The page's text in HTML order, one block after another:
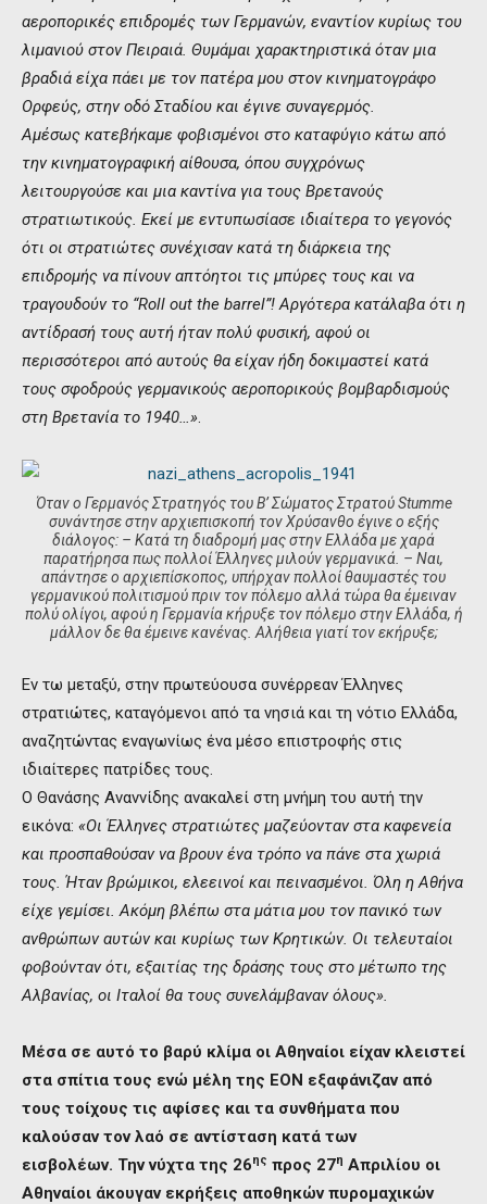
αεροπορικές επιδρομές των Γερμανών, εναντίον κυρίως του
λιμανιού στον Πειραιά. Θυμάμαι χαρακτηριστικά όταν μια
βραδιά είχα πάει με τον πατέρα μου στον κινηματογράφο
Ορφεύς, στην οδό Σταδίου και έγινε συναγερμός.
Αμέσως κατεβήκαμε φοβισμένοι στο καταφύγιο κάτω από
την κινηματογραφική αίθουσα, όπου συγχρόνως
λειτουργούσε και μια καντίνα για τους Βρετανούς
στρατιωτικούς. Εκεί με εντυπωσίασε ιδιαίτερα το γεγονός
ότι οι στρατιώτες συνέχισαν κατά τη διάρκεια της
επιδρομής να πίνουν απτόητοι τις μπύρες τους και να
τραγουδούν το “Roll out the barrel”! Αργότερα κατάλαβα ότι η
αντίδρασή τους αυτή ήταν πολύ φυσική, αφού οι
περισσότεροι από αυτούς θα είχαν ήδη δοκιμαστεί κατά
τους σφοδρούς γερμανικούς αεροπορικούς βομβαρδισμούς
στη Βρετανία το 1940…»
Όταν ο Γερμανός Στρα­τηγός του Β’ Σώματος Στρατού Stumme
συνάντησε στην αρχιεπισκοπή τον Χρύσανθο έγινε ο εξής
διάλογος: – Κατά τη διαδρομή μας στην Ελλάδα με χαρά
παρατήρησα πως πολλοί Έλληνες μιλούν γερμανικά. – Ναι,
απάντησε ο αρχιεπίσκοπος, υπήρχαν πολλοί θαυ­μαστές του
γερμανικού πολιτισμού πριν τον πόλεμο αλλά τώρα θα έμειναν
πολύ ολίγοι, αφού η Γερμανία κήρυξε τον πόλεμο στην Ελλάδα, ή
μάλλον δε θα έμεινε κανένας. Αλήθεια γιατί τον εκήρυξε;
Εν τω μεταξύ, στην πρωτεύουσα συνέρρεαν Έλληνες
στρατιώτες, καταγόμενοι από τα νησιά και τη νότιο Ελλάδα,
αναζητώντας εναγωνίως ένα μέσο επιστροφής στις
ιδιαίτερες πατρίδες τους.
Ο Θανάσης Αναννίδης ανακαλεί στη μνήμη του αυτή την
εικόνα: «Οι Έλληνες στρατιώτες μαζεύονταν στα καφενεία
και προσπαθούσαν να βρουν ένα τρόπο να πάνε στα χωριά
τους. Ήταν βρώμικοι, ελεεινοί και πεινασμένοι. Όλη η Αθήνα
είχε γεμίσει. Ακόμη βλέπω στα μάτια μου τον πανικό των
ανθρώπων αυτών και κυρίως των Κρητικών. Οι τελευταίοι
φοβούνταν ότι, εξαιτίας της δράσης τους στο μέτωπο της
Αλβανίας, οι Ιταλοί θα τους συνελάμβαναν όλους».
Μέσα σε αυτό το βαρύ κλίμα οι Αθηναίοι είχαν κλειστεί
στα σπίτια τους ενώ μέλη της ΕΟΝ εξαφάνιζαν από
τους τοίχους τις αφίσες και τα συνθήματα που
καλούσαν τον λαό σε αντίσταση κατά των
εισβολέων. Την νύχτα της 26ης προς 27η Απριλίου οι
Αθηναίοι άκουγαν εκρήξεις αποθηκών πυρομαχικών